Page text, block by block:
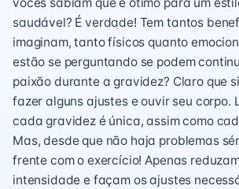
vocês sabiam que é ótimo para um
saudável? É verdade! Tem tantos
imaginam, tanto físicos quanto
estão se perguntando se podem
paixão durante a gravidez? Claro que
fazer alguns ajustes e ouvir seu corpo.
cada gravidez é única, assim como
Mas, desde que não haja problemas
frente com o exercício! Apenas
intensidade e façam os ajustes